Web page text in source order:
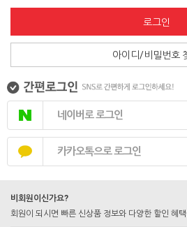
로그인
아이디/비밀번호
네이버로 로그인
카카오톡으로 로그인
비회원이신가요?
회원이 되시면 빠른 신상품 정보와 다양한 할인 혜